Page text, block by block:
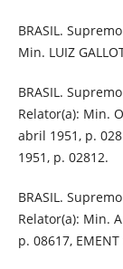
BRASIL.
Min. LUIZ
BRASIL.
Relator(a): Min.
abril 1951, p.
1951, p. 02812.
BRASIL.
Relator(a): Min.
p. 08617,